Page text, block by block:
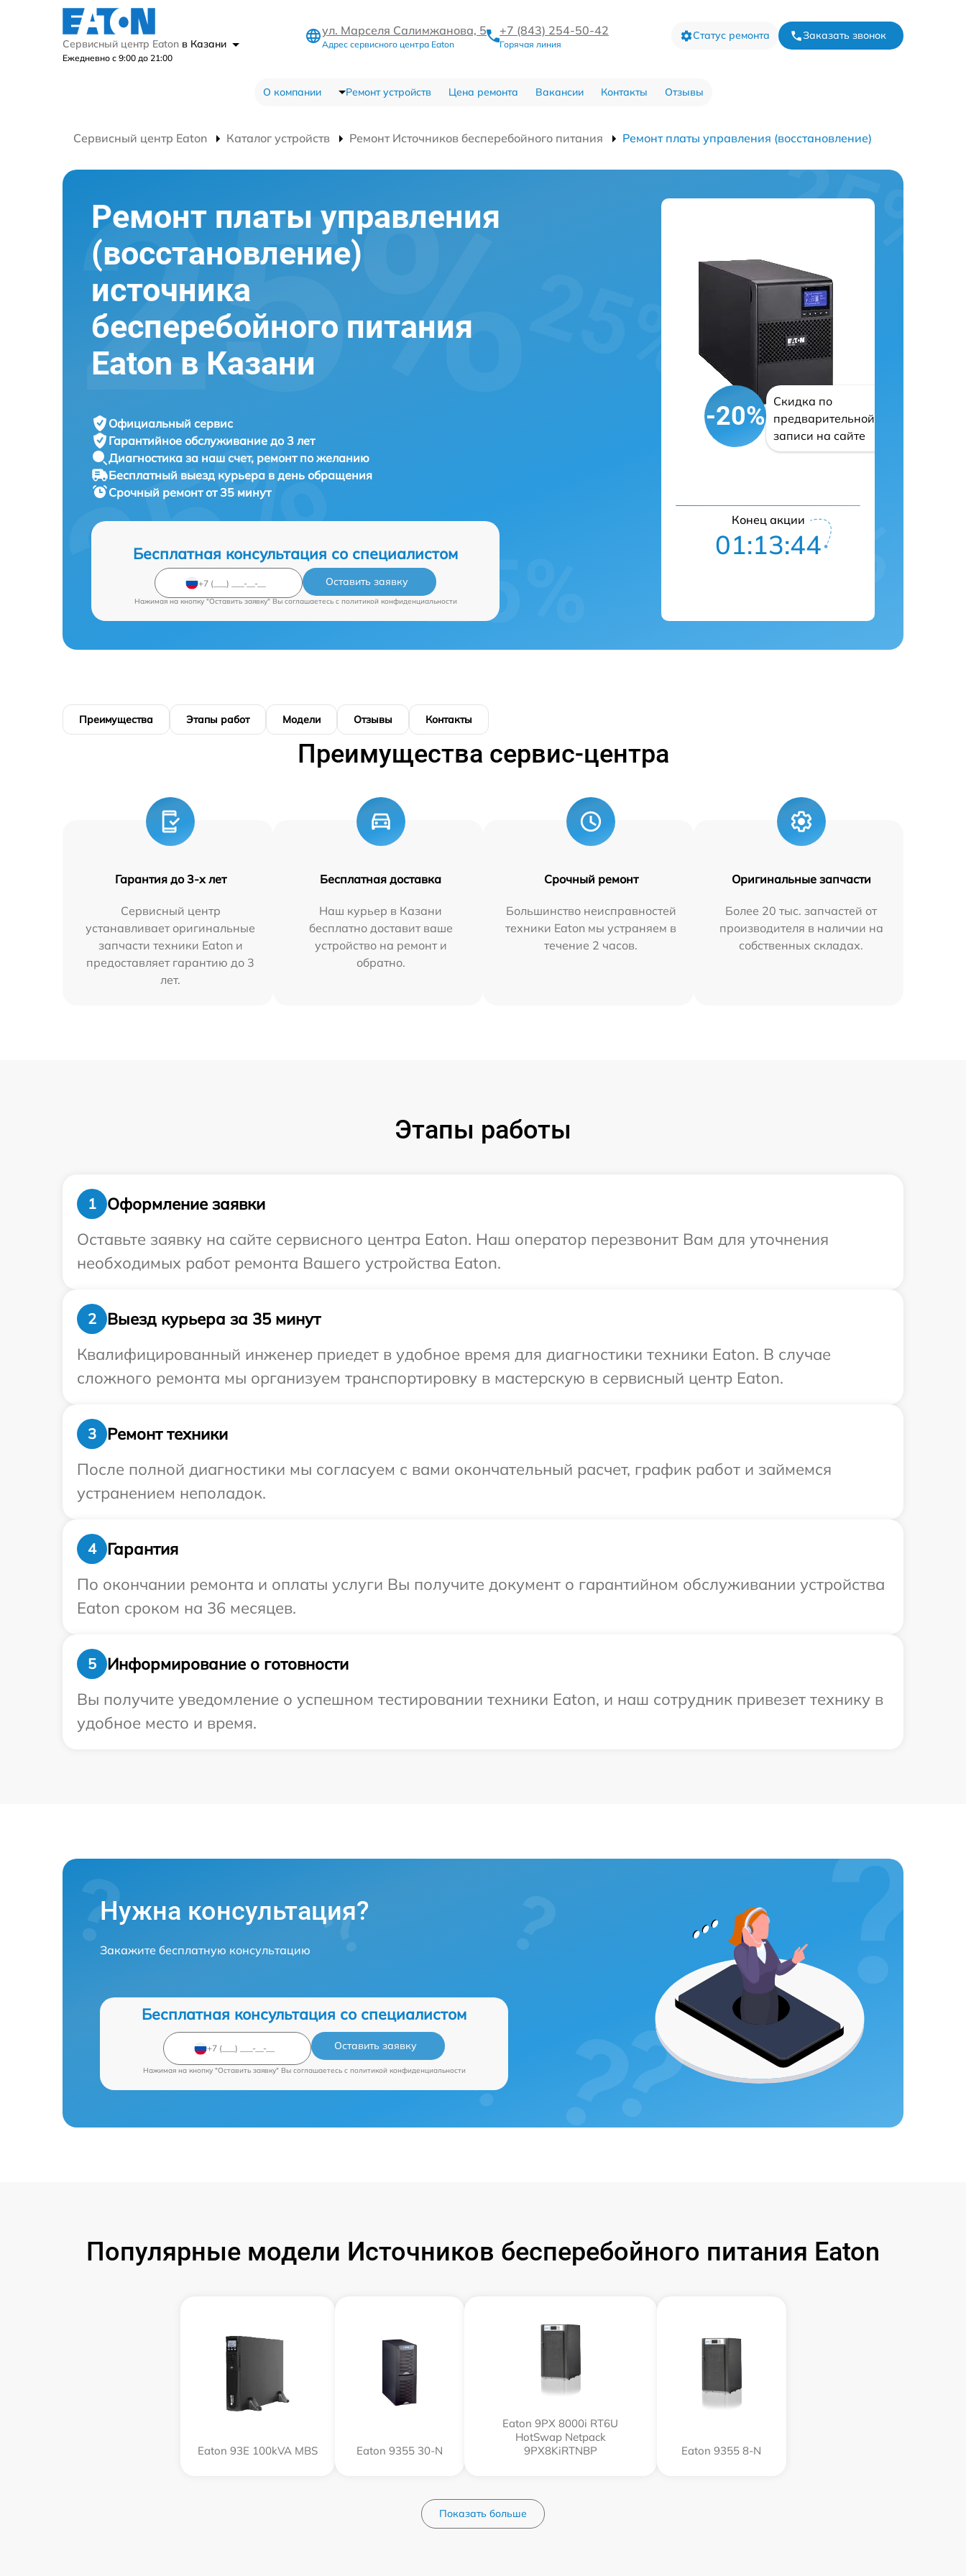
Сервисный центр Eaton в Казани
Ежедневно с 9:00 до 21:00
ул. Марселя Салимжанова, 5
Адрес сервисного центра Eaton
+7 (843) 254-50-42
Горячая линия
Статус ремонта Заказать звонок
О компании Ремонт устройств Цена ремонта Вакансии Контакты Отзывы
Сервисный центр Eaton Каталог устройств Ремонт Источников бесперебойного питания Ремонт платы управления (восстановление)
Ремонт платы управления
(восстановление)
источника
бесперебойного питания
Eaton в Казани
Официальный сервис
Гарантийное обслуживание до 3 лет
Диагностика за наш счет, ремонт по желанию
Бесплатный выезд курьера в день обращения
Срочный ремонтот 35 минут
Бесплатная консультация со специалистом
Оставить заявку
Нажимая на кнопку "Оставить заявку" Вы соглашаетесь c политикой конфиденциальности
-20%
Скидка по
предварительной
записи на сайте
Конец акции
01:13:43
Преимущества Этапы работ Модели Отзывы Контакты
Преимущества сервис-центра
Гарантия до 3-х лет
Сервисный центр
устанавливает оригинальные
запчасти техники Eaton и
предоставляет гарантию до 3
лет.
Бесплатная доставка
Наш курьер в Казани
бесплатно доставит ваше
устройство на ремонт и
обратно.
Срочный ремонт
Большинство неисправностей
техники Eaton мы устраняем в
течение 2 часов.
Оригинальные запчасти
Более 20 тыс. запчастей от
производителя в наличии на
собственных складах.
Этапы работы
1
Оформление заявки
Оставьте заявку на сайте сервисного центра Eaton. Наш оператор перезвонит Вам для уточнения
необходимых работ ремонта Вашего устройства Eaton.
2
Выезд курьера за 35 минут
Квалифицированный инженер приедет в удобное время для диагностики техники Eaton. В случае
сложного ремонта мы организуем транспортировку в мастерскую в сервисный центр Eaton.
3
Ремонт техники
После полной диагностики мы согласуем с вами окончательный расчет, график работ и займемся
устранением неполадок.
4
Гарантия
По окончании ремонта и оплаты услуги Вы получите документ о гарантийном обслуживании устройства
Eaton сроком на 36 месяцев.
5
Информирование о готовности
Вы получите уведомление о успешном тестировании техники Eaton, и наш сотрудник привезет технику в
удобное место и время.
Нужна консультация?
Закажите бесплатную консультацию
Бесплатная консультация со специалистом
Оставить заявку
Нажимая на кнопку "Оставить заявку" Вы соглашаетесь c политикой конфиденциальности
Популярные модели Источников бесперебойного питания Eaton
Eaton 93E 100kVA MBS Eaton 9355 30-N
Eaton 9PX 8000i RT6U
HotSwap Netpack
9PX8KiRTNBP
Eaton 9355 8-N
Показать больше